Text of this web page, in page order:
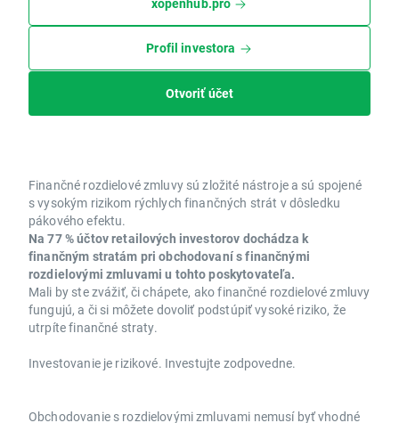
Profil investora
Otvoriť účet
Finančné rozdielové zmluvy sú zložité nástroje a sú spojené
s vysokým rizikom rýchlych finančných strát v dôsledku
pákového efektu.
Na 77 % účtov retailových investorov dochádza k
finančným stratám pri obchodovaní s finančnými
rozdielovými zmluvami u tohto poskytovateľa.
Mali by ste zvážiť, či chápete, ako finančné rozdielové zmluvy
fungujú, a či si môžete dovoliť podstúpiť vysoké riziko, že
utrpíte finančné straty.
Investovanie je rizikové. Investujte zodpovedne.
Obchodovanie s rozdielovými zmluvami nemusí byť vhodné